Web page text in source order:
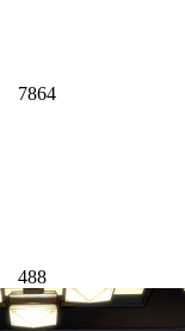
7864
488